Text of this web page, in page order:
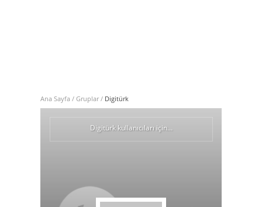
Ana Sayfa / Gruplar / Digitürk
Digitürk kullanıcıları için…